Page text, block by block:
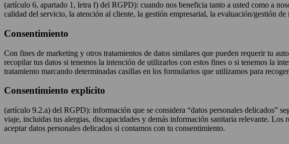
(artículo 6, apartado 1, letra f) del RGPD): cuando nos beneficia tanto a usted como a
calidad del servicio, la atención al cliente, la gestión empresarial, la evaluación/gestión
Consentimiento
Con fines de marketing y otros tratamientos de datos similares que pueden requerir tu
recopilar tus datos si tenemos la intención de utilizarlos con estos fines o si tenemos la
tratamiento marcando determinadas casillas en los formularios que utilizamos para
Consentimiento explícito
(artículo 9.2.a) del RGPD): información que se considera “datos personales delicados”
viaje, incluidas tus alergias, discapacidades y demás información sanitaria relevante. Los
aceptar datos personales delicados si contamos con tu consentimiento.